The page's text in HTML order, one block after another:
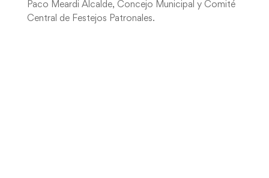
Paco Meardi Alcalde, Concejo Municipal y Comité
Central de Festejos Patronales.